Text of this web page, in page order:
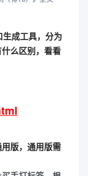
成工具，分为
么区别，看看
版，通用版需